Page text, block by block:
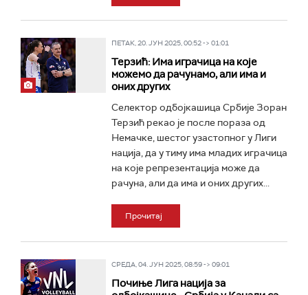
ПЕТАК, 20. ЈУН 2025, 00:52 -> 01:01
Терзић: Има играчица на које
можемо да рачунамо, али има и
оних других
Селектор одбојкашица Србије Зоран
Терзић рекао је после пораза од
Немачке, шестог узастопног у Лиги
нација, да у тиму има младих играчица
на које репрезентација може да
рачуна, али да има и оних других...
Прочитај
СРЕДА, 04. ЈУН 2025, 08:59 -> 09:01
Почиње Лига нација за